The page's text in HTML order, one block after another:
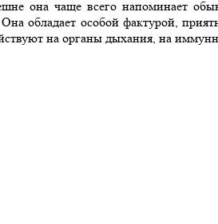
она чаще всего напоминает
обладает особой фактурой,
на органы дыхания, на